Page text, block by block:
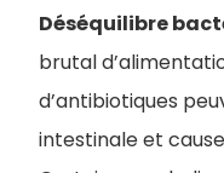
Déséquilibre
brutal
d’antibiotiques
intestinale et